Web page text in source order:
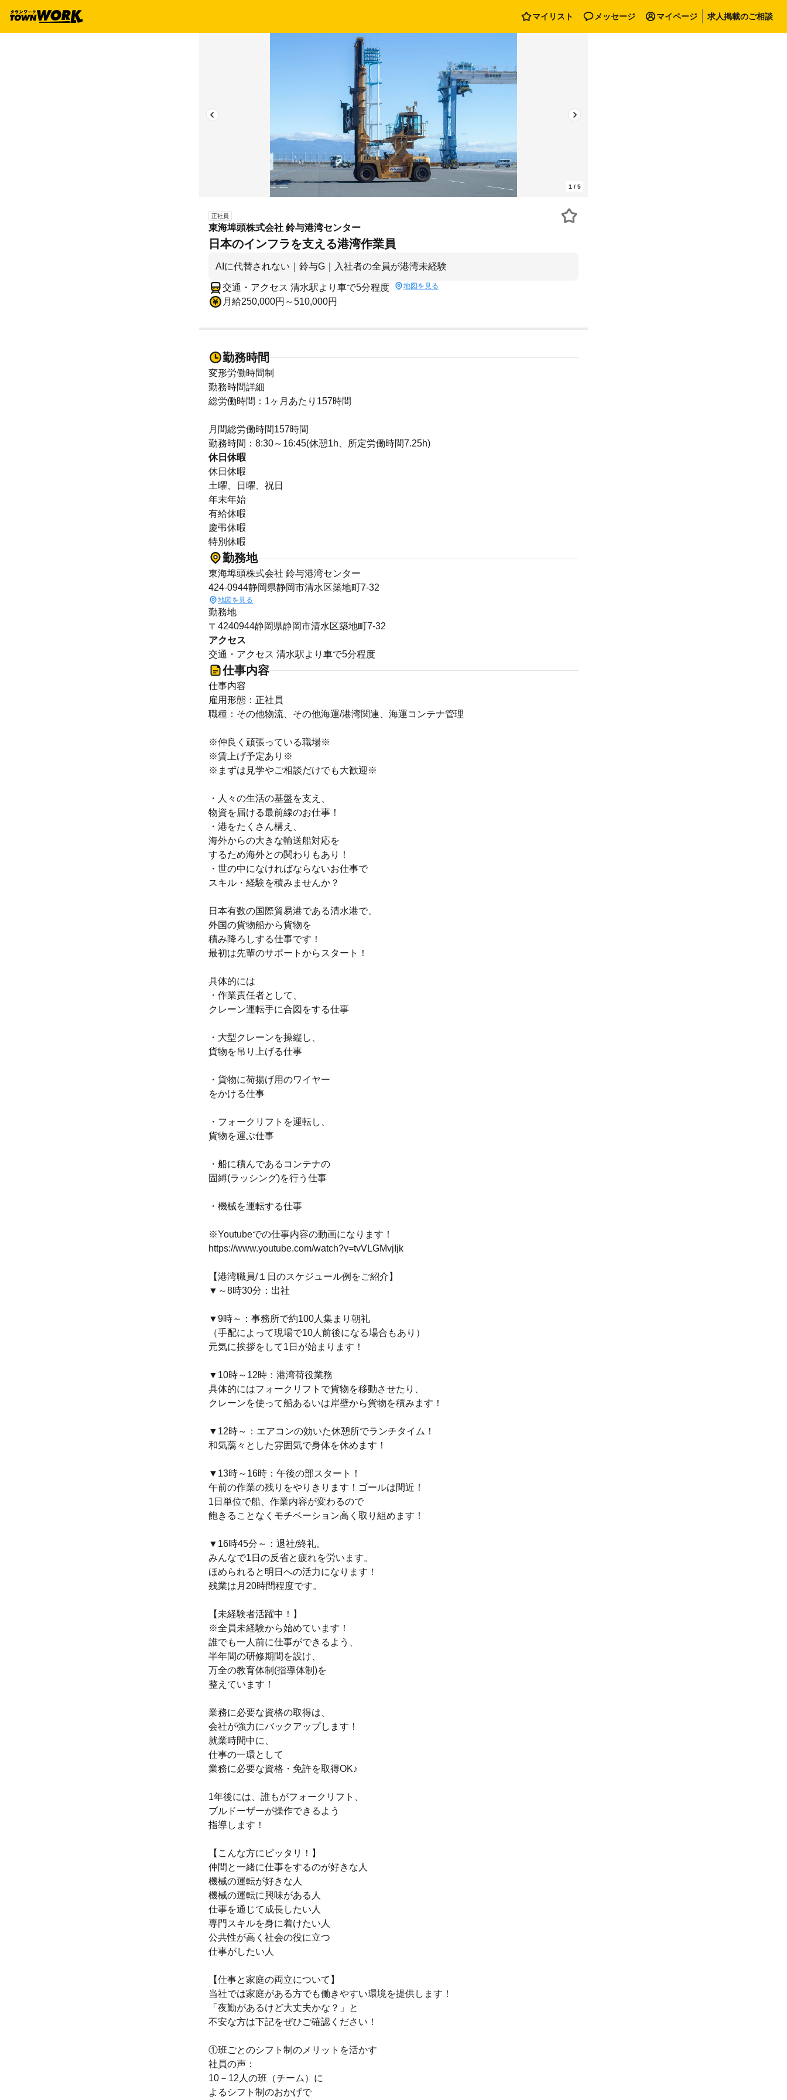
マイリスト メッセージ マイページ 求人掲載のご相談
1 / 5
正社員
東海埠頭株式会社 鈴与港湾センター
日本のインフラを支える港湾作業員
AIに代替されない｜鈴与G｜入社者の全員が港湾未経験
交通・アクセス 清水駅より車で5分程度 地図を見る
月給250,000円～510,000円
勤務時間
変形労働時間制
勤務時間詳細
総労働時間：1ヶ月あたり157時間
月間総労働時間157時間
勤務時間：8:30～16:45(休憩1h、所定労働時間7.25h)
休日休暇
休日休暇
土曜、日曜、祝日
年末年始
有給休暇
慶弔休暇
特別休暇
勤務地
東海埠頭株式会社 鈴与港湾センター
424-0944静岡県静岡市清水区築地町7-32
地図を見る
勤務地
〒4240944静岡県静岡市清水区築地町7-32
アクセス
交通・アクセス 清水駅より車で5分程度
仕事内容
仕事内容
雇用形態：正社員
職種：その他物流、その他海運/港湾関連、海運コンテナ管理
※仲良く頑張っている職場※
※賃上げ予定あり※
※まずは見学やご相談だけでも大歓迎※
・人々の生活の基盤を支え、
物資を届ける最前線のお仕事！
・港をたくさん構え、
海外からの大きな輸送船対応を
するため海外との関わりもあり！
・世の中になければならないお仕事で
スキル・経験を積みませんか？
日本有数の国際貿易港である清水港で、
外国の貨物船から貨物を
積み降ろしする仕事です！
最初は先輩のサポートからスタート！
具体的には
・作業責任者として、
クレーン運転手に合図をする仕事
・大型クレーンを操縦し、
貨物を吊り上げる仕事
・貨物に荷揚げ用のワイヤー
をかける仕事
・フォークリフトを運転し、
貨物を運ぶ仕事
・船に積んであるコンテナの
固縛(ラッシング)を行う仕事
・機械を運転する仕事
※Youtubeでの仕事内容の動画になります！
https://www.youtube.com/watch?v=tvVLGMvjIjk
【港湾職員/１日のスケジュール例をご紹介】
▼～8時30分：出社
▼9時～：事務所で約100人集まり朝礼
（手配によって現場で10人前後になる場合もあり）
元気に挨拶をして1日が始まります！
▼10時～12時：港湾荷役業務
具体的にはフォークリフトで貨物を移動させたり、
クレーンを使って船あるいは岸壁から貨物を積みます！
▼12時～：エアコンの効いた休憩所でランチタイム！
和気藹々とした雰囲気で身体を休めます！
▼13時～16時：午後の部スタート！
午前の作業の残りをやりきります！ゴールは間近！
1日単位で船、作業内容が変わるので
飽きることなくモチベーション高く取り組めます！
▼16時45分～：退社/終礼。
みんなで1日の反省と疲れを労います。
ほめられると明日への活力になります！
残業は月20時間程度です。
【未経験者活躍中！】
※全員未経験から始めています！
誰でも一人前に仕事ができるよう、
半年間の研修期間を設け、
万全の教育体制(指導体制)を
整えています！
業務に必要な資格の取得は、
会社が強力にバックアップします！
就業時間中に、
仕事の一環として
業務に必要な資格・免許を取得OK♪
1年後には、誰もがフォークリフト、
ブルドーザーが操作できるよう
指導します！
【こんな方にピッタリ！】
仲間と一緒に仕事をするのが好きな人
機械の運転が好きな人
機械の運転に興味がある人
仕事を通じて成長したい人
専門スキルを身に着けたい人
公共性が高く社会の役に立つ
仕事がしたい人
【仕事と家庭の両立について】
当社では家庭がある方でも働きやすい環境を提供します！
「夜勤があるけど大丈夫かな？」と
不安な方は下記をぜひご確認ください！
①班ごとのシフト制のメリットを活かす
社員の声：
10－12人の班（チーム）に
よるシフト制のおかげで